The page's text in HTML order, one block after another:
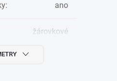
: ano
žárovkové